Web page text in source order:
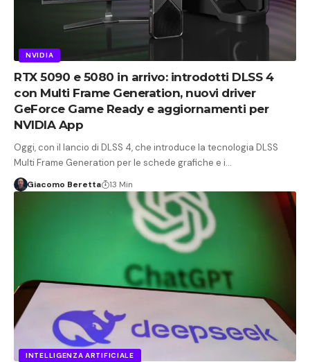
NVIDIA
RTX 5090 e 5080 in arrivo: introdotti DLSS 4
con Multi Frame Generation, nuovi driver
GeForce Game Ready e aggiornamenti per
NVIDIA App
Oggi, con il lancio di DLSS 4, che introduce la tecnologia DLSS
Multi Frame Generation per le schede grafiche e i…
Giacomo Beretta 13 Min
INTELLIGENZA ARTIFICIALE